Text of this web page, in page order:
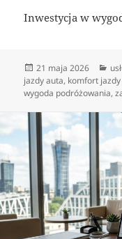
Inwestycja w
Data
publikacji
21 maja 2026
jazdy auta, komfort
wygoda podróżowania,